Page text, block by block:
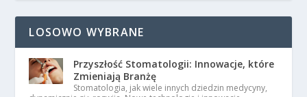
LOSOWO WYBRANE
Przyszłość Stomatologii: Innowacje, które
Zmieniają Branżę
Stomatologia, jak wiele innych dziedzin medycyny,